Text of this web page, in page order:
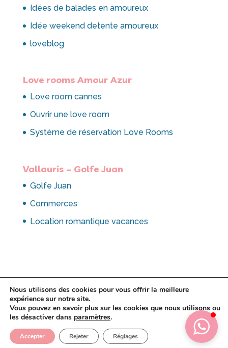
Idées de balades en amoureux
Idée weekend detente amoureux
loveblog
Love rooms Amour Azur
Love room cannes
Ouvrir une love room
Système de réservation Love Rooms
Vallauris – Golfe Juan
Golfe Juan
Commerces
Location romantique vacances
Copyright 2021 Amour Azur - Creation
Gvolution
Nous utilisons des cookies pour vous offrir la meilleure
expérience sur notre site.
Vous pouvez en savoir plus sur les cookies que nous utilisons ou
les désactiver dans paramètres.
Accepter Rejeter Réglages